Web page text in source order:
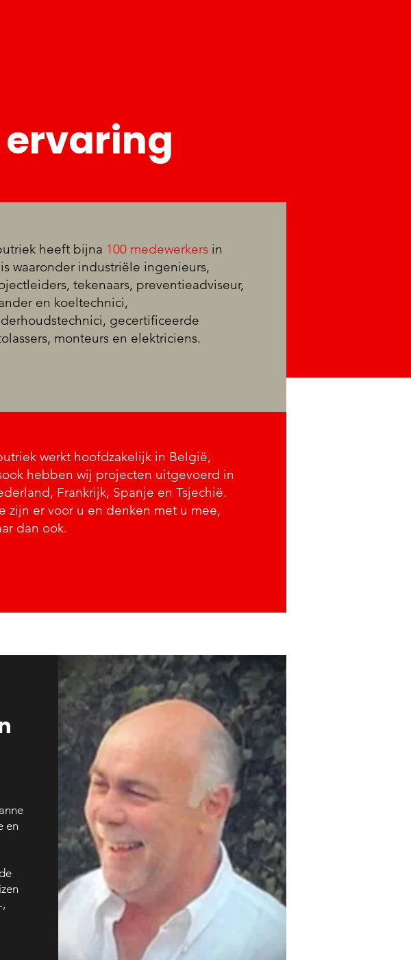
heeft bijna 100 medewerkers in
waaronder industriële ingenieurs,
tekenaars, preventieadviseur,
en koeltechnici,
gecertificeerde
monteurs en elektriciens.
werkt hoofdzakelijk in België,
hebben wij projecten uitgevoerd in
Frankrijk, Spanje en Tsjechië.
zijn er voor u en denken met u mee,
dan ook.
en